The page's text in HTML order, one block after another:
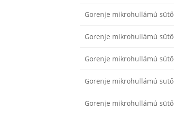
Gorenje mikrohullámú sütő
Gorenje mikrohullámú sütő
Gorenje mikrohullámú sütő
Gorenje mikrohullámú sütő
Gorenje mikrohullámú sütő